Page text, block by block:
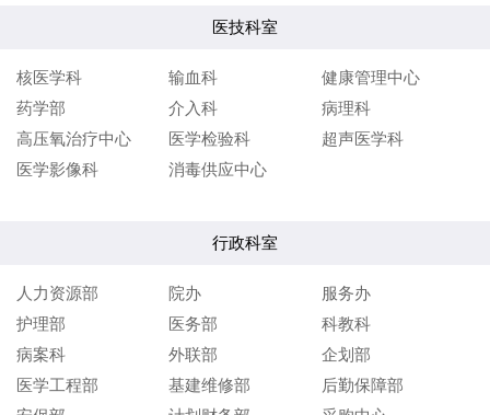
医技科室
核医学科 输血科
健康管理中心
药学部
介入科
病理科
高压氧治疗中心
医学检验科
超声医学科
医学影像科
消毒供应中心
行政科室
人力资源部 院办
服务办
护理部
医务部
科教科
病案科
外联部
企划部
医学工程部
基建维修部
后勤保障部